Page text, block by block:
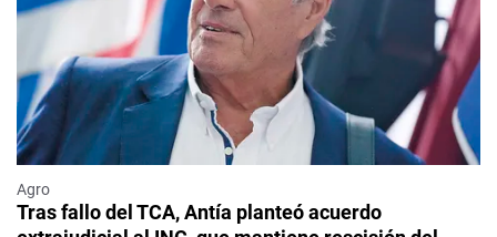
Agro
Tras fallo del TCA, Antía planteó acuerdo